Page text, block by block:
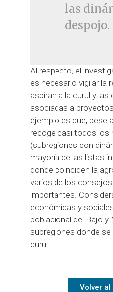
las
despojo.
Al respecto, el
es necesario vigilar la
aspiran a la curul y
asociadas a
ejemplo es que, pese
recoge casi todos los
(subregiones con
mayoría de las listas
donde coinciden la
varios de los
importantes.
económicas y
poblacional del Bajo
subregiones donde
curul.
Volver al